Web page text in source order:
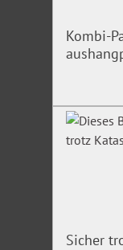
Kombi-
Sicher